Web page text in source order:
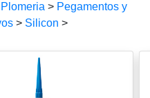
Plomeria > Pegamentos y
> Silicon >